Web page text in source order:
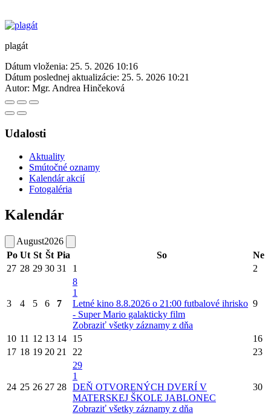
plagát
Dátum vloženia: 25. 5. 2026 10:16
Dátum poslednej aktualizácie: 25. 5. 2026 10:21
Autor: Mgr. Andrea Hinčeková
Udalosti
Aktuality
Smútočné oznamy
Kalendár akcií
Fotogaléria
Kalendár
August2026
Po Ut St Št Pia So
Ne
27 28 29 30 31 1 2
3 4 5 6 7
8
1
Letné kino 8.8.2026 o 21:00 futbalové ihrisko
- Super Mario galakticky film
Zobraziť všetky záznamy z dňa
9
10 11 12 13 14 15
16
17 18 19 20 21 22 23
24 25 26 27 28
29
1
DEŇ OTVORENÝCH DVERÍ V
MATERSKEJ ŠKOLE JABLONEC
Zobraziť všetky záznamy z dňa
30